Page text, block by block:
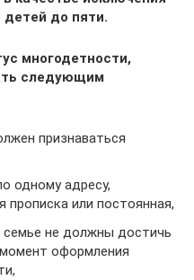
детей до пяти.
многодетности,
следующим
признаваться
одному адресу,
прописка или постоянная,
не должны достичь
оформления